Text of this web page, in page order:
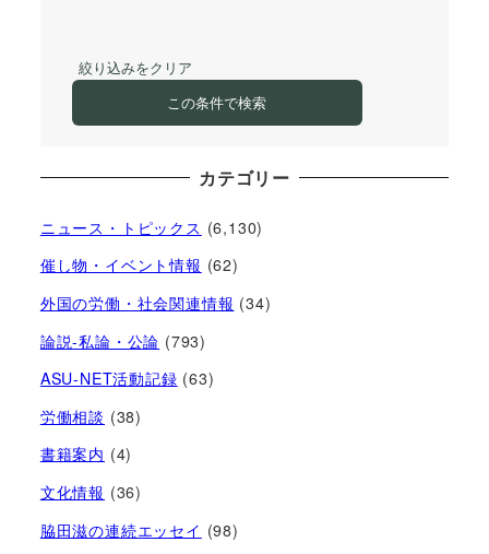
絞り込みをクリア
この条件で検索
カテゴリー
ニュース・トピックス (6,130)
催し物・イベント情報 (62)
外国の労働・社会関連情報 (34)
論説-私論・公論 (793)
ASU-NET活動記録 (63)
労働相談 (38)
書籍案内 (4)
文化情報 (36)
脇田滋の連続エッセイ (98)